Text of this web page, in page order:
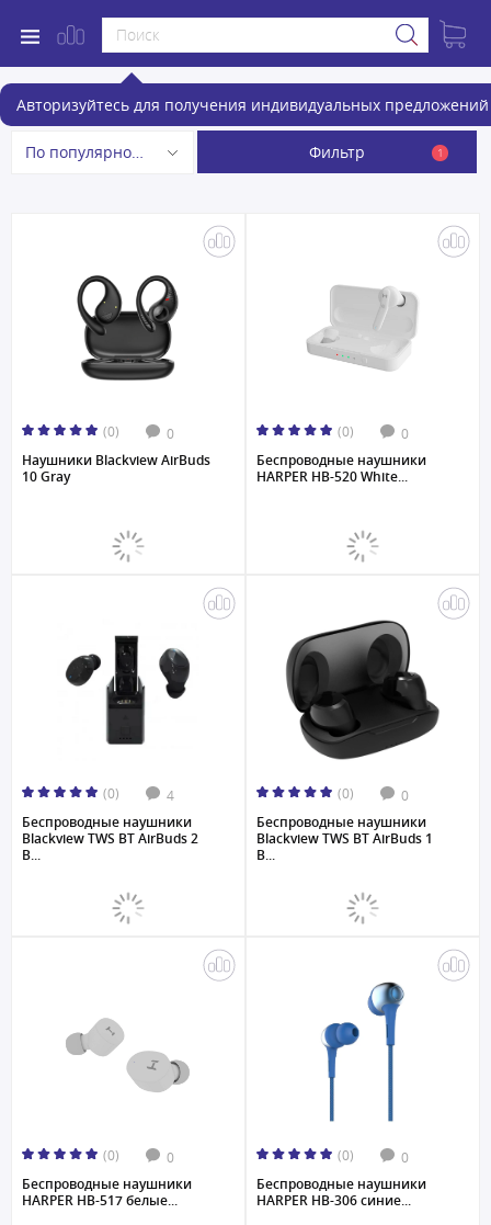
Авторизуйтесь для получения индивидуальных предложений
Беспроводные наушники
По популярности Фильтр 1
(0) 0
Наушники Blackview AirBuds
10 Gray
(0) 0
Беспроводные наушники
HARPER HB-520 White...
(0) 4
Беспроводные наушники
Blackview TWS BT AirBuds 2
B...
(0) 0
Беспроводные наушники
Blackview TWS BT AirBuds 1
B...
(0) 0
Беспроводные наушники
HARPER HB-517 белые...
(0) 0
Беспроводные наушники
HARPER HB-306 синие...